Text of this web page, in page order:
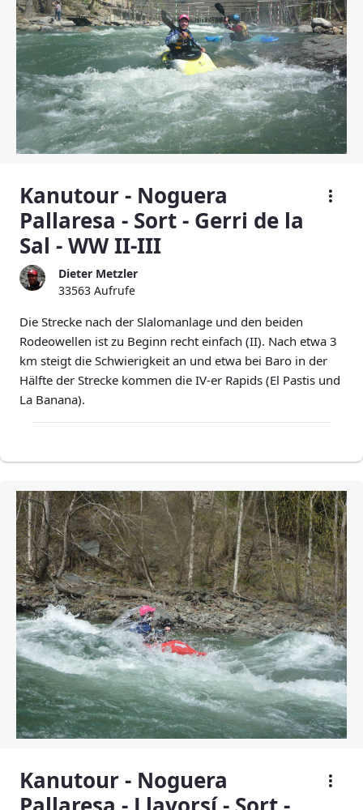
Kanutour - Noguera
Pallaresa - Sort - Gerri de la
Sal - WW II-III
Dieter Metzler
33563 Aufrufe
Die Strecke nach der Slalomanlage und den beiden
Rodeowellen ist zu Beginn recht einfach (II). Nach etwa 3
km steigt die Schwierigkeit an und etwa bei Baro in der
Hälfte der Strecke kommen die IV-er Rapids (El Pastis und
La Banana).
Kanutour - Noguera